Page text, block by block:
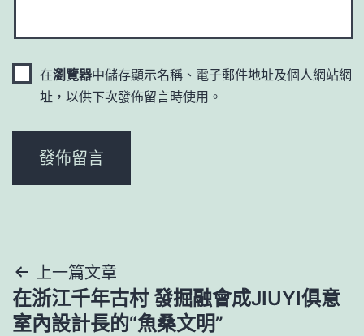
在瀏覽器中儲存顯示名稱、電子郵件地址及個人網站網
址，以供下次發佈留言時使用。
文
章
上一篇文章
在浙江千年古村 發掘融會成JIUYI俱意
室內設計長的“魚桑文明”